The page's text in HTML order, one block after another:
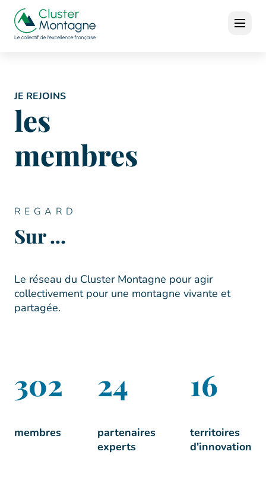
JE REJOINS
les
membres
REGARD
Sur ...
Le réseau du Cluster Montagne pour agir
collectivement pour une montagne vivante et
partagée.
302
membres
24
partenaires
experts
16
territoires
d'innovation